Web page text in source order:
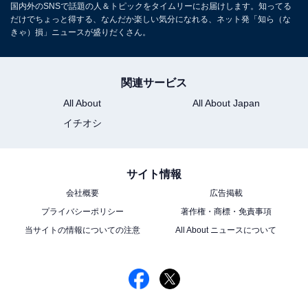
国内外のSNSで話題の人＆トピックをタイムリーにお届けします。知ってる
だけでちょっと得する、なんだか楽しい気分になれる、ネット発「知ら（な
きゃ）損」ニュースが盛りだくさん。
関連サービス
All About
All About Japan
イチオシ
サイト情報
会社概要
広告掲載
プライバシーポリシー
著作権・商標・免責事項
当サイトの情報についての注意
All About ニュースについて